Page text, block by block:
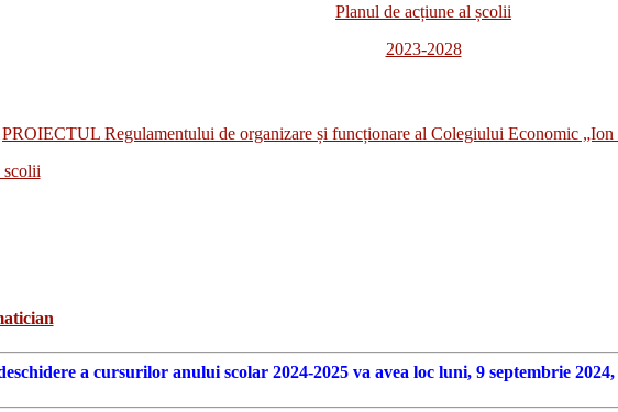
Planul de acțiune al școlii
2023-2028
PROIECTUL Regulamentului de organizare și funcționare al Colegiului Economic „Ion
scolii
a cursurilor anului scolar 2024-2025 va avea loc luni, 9 septembrie